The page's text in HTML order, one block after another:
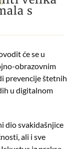
s
će se u
obrazovnim
prevencije štetnih
u digitalnom
dio svakidašnjice
ali i sve